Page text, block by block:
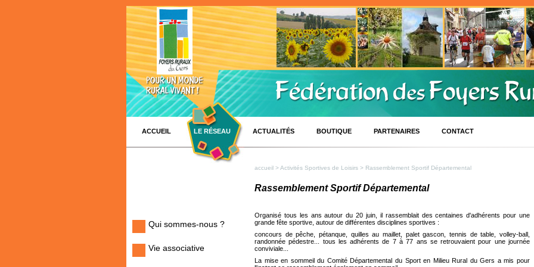
ACCUEIL LE RÉSEAU ACTUALITÉS BOUTIQUE PARTENAIRES CONTACT
Qui sommes-nous ?
Vie associative
accueil >Activités Sportives de Loisirs > Rassemblement Sportif Départemental
Rassemblement Sportif Départemental
Organisé tous les ans autour du 20 juin, il rassemblait des centaines d'adhérents pour une
grande fête sportive, autour de différentes disciplines sportives :
concours de pêche, pétanque, quilles au maillet, palet gascon, tennis de table, volley-ball,
randonnée pédestre... tous les adhérents de 7 à 77 ans se retrouvaient pour une journée
conviviale...
La mise en sommeil du Comité Départemental du Sport en Milieu Rural du Gers a mis pour